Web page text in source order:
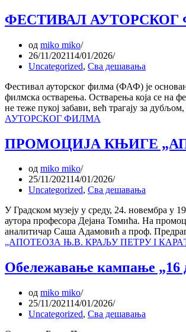
ФЕСТИВАЛ
од miko miko
26/11/202114/01/2026
Uncategorized, Сва дешавања
Фестивал ауторског филма (ФАФ) је
филмска остварења. Остварења која се на
не теже пукој забави, већ трагају за
АУТОРСКОГ ФИЛМА
ПРОМОЦИЈА КЊИГЕ
од miko miko
25/11/202114/01/2026
Uncategorized, Сва дешавања
У Градском музеју у среду, 24. новембра у
аутора професора Дејана Томића. На
аналитичар Саша Адамовић а проф.
„АПОТЕОЗА Њ.В. КРАЉУ ПЕТРУ I
Обележавање кампање „16
од miko miko
25/11/202114/01/2026
Uncategorized, Сва дешавања